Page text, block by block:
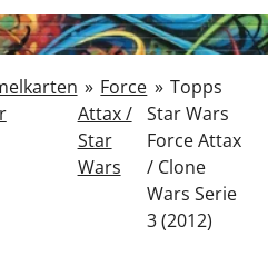
» Force
Attax /
Star
Wars
» Topps
Star Wars
Force Attax
/ Clone
Wars Serie
3 (2012)